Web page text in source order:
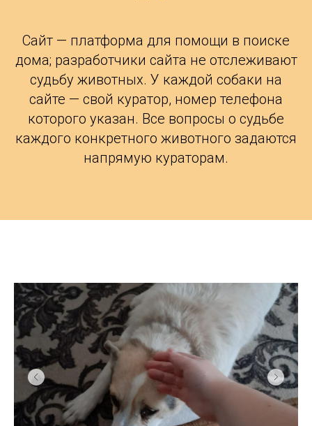
Сайт — платформа для помощи в поиске
дома; разработчики сайта не отслеживают
судьбу животных. У каждой собаки на
сайте — свой куратор, номер телефона
которого указан. Все вопросы о судьбе
каждого конкретного животного задаются
напрямую кураторам.